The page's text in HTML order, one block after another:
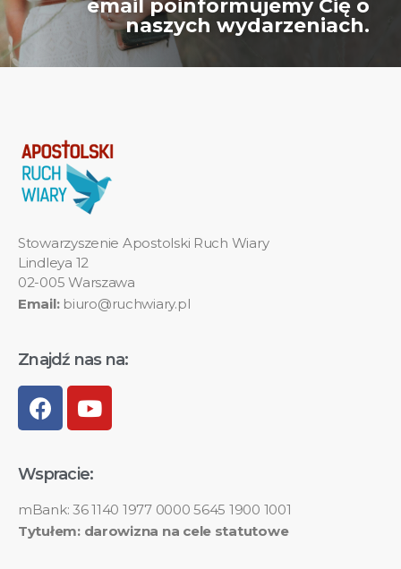
email poinformujemy Cię o
naszych wydarzeniach.
Stowarzyszenie Apostolski Ruch Wiary
Lindleya 12
02-005 Warszawa
Email:biuro@ruchwiary.pl
Znajdź nas na:
Wspracie:
mBank: 36 1140 1977 0000 5645 1900 1001
Tytułem: darowizna na cele statutowe